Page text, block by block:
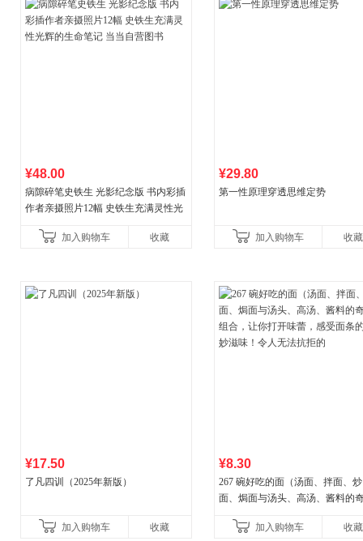
¥48.00
病隙碎笔史铁生 光影纪念版 书内彩插
作者亲摄照片12幅 史铁生充满灵性光
加入购物车
收藏
¥29.80
第一性原理穿透思维定势
加入购物车 收藏
¥17.50
了凡四训（2025年新版）
加入购物车 收藏
¥8.30
267 碗好吃的面（汤面、拌面、炒
面、焗面与汤头、高汤、酱料的
妙滋味！令人无法抗拒的
加入购物车 收藏